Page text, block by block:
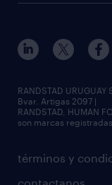
términos y
RANDSTAD
Bvar. Artigas 2097 |
RANDSTAD, HUMAN
son marcas